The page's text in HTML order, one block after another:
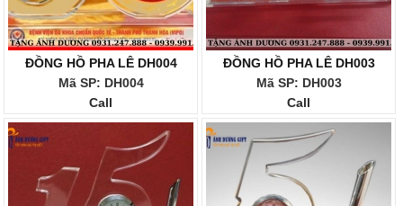
ĐỒNG HỒ PHA LÊ DH004
Mã SP: DH004
Call
ĐỒNG HỒ PHA LÊ DH003
Mã SP: DH003
Call